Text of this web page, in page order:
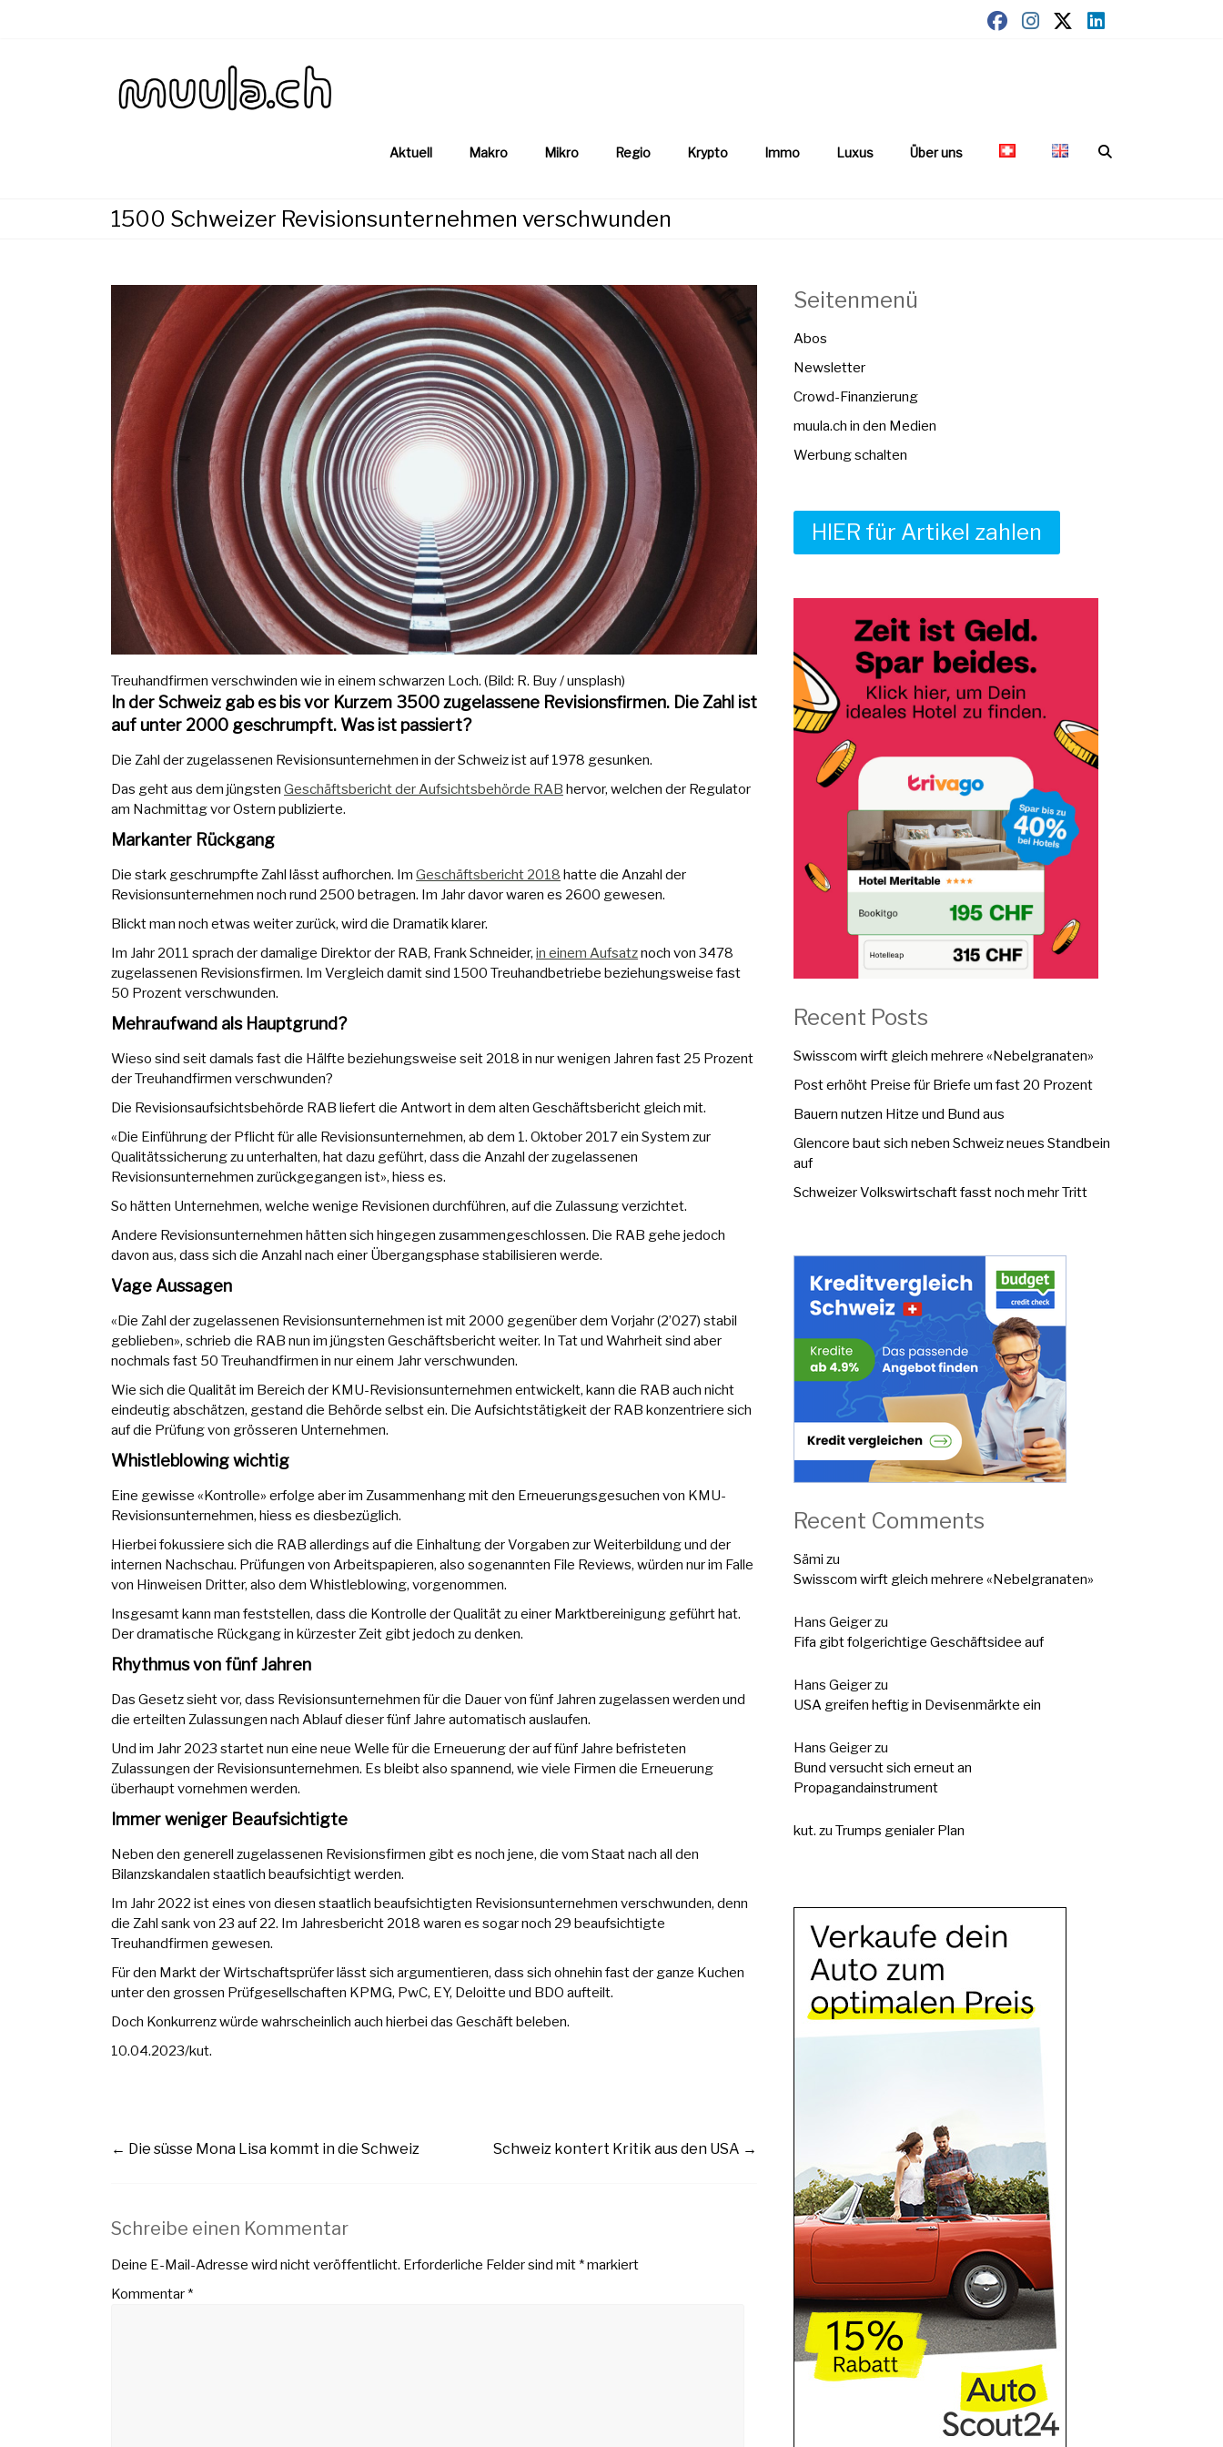
Aktuell Makro Mikro Regio Krypto Immo Luxus Über uns
1500 Schweizer Revisionsunternehmen verschwunden
Treuhandfirmen verschwinden wie in einem schwarzen Loch. (Bild: R. Buy / unsplash)
In der Schweiz gab es bis vor Kurzem 3500 zugelassene Revisionsfirmen. Die Zahl ist
auf unter 2000 geschrumpft. Was ist passiert?
Die Zahl der zugelassenen Revisionsunternehmen in der Schweiz ist auf 1978 gesunken.
Das geht aus dem jüngsten Geschäftsbericht der Aufsichtsbehörde RAB hervor, welchen der Regulator
am Nachmittag vor Ostern publizierte.
Markanter Rückgang
Die stark geschrumpfte Zahl lässt aufhorchen. Im Geschäftsbericht 2018 hatte die Anzahl der
Revisionsunternehmen noch rund 2500 betragen. Im Jahr davor waren es 2600 gewesen.
Blickt man noch etwas weiter zurück, wird die Dramatik klarer.
Im Jahr 2011 sprach der damalige Direktor der RAB, Frank Schneider, in einem Aufsatznoch von 3478
zugelassenen Revisionsfirmen. Im Vergleich damit sind 1500 Treuhandbetriebe beziehungsweise fast
50 Prozent verschwunden.
Mehraufwand als Hauptgrund?
Wieso sind seit damals fast die Hälfte beziehungsweise seit 2018 in nur wenigen Jahren fast 25 Prozent
der Treuhandfirmen verschwunden?
Die Revisionsaufsichtsbehörde RAB liefert die Antwort in dem alten Geschäftsbericht gleich mit.
«Die Einführung der Pflicht für alle Revisionsunternehmen, ab dem 1. Oktober 2017 ein System zur
Qualitätssicherung zu unterhalten, hat dazu geführt, dass die Anzahl der zugelassenen
Revisionsunternehmen zurückgegangen ist», hiess es.
So hätten Unternehmen, welche wenige Revisionen durchführen, auf die Zulassung verzichtet.
Andere Revisionsunternehmen hätten sich hingegen zusammengeschlossen. Die RAB gehe jedoch
davon aus, dass sich die Anzahl nach einer Übergangsphase stabilisieren werde.
Vage Aussagen
«Die Zahl der zugelassenen Revisionsunternehmen ist mit 2000 gegenüber dem Vorjahr (2’027) stabil
geblieben», schrieb die RAB nun im jüngsten Geschäftsbericht weiter. In Tat und Wahrheit sind aber
nochmals fast 50 Treuhandfirmen in nur einem Jahr verschwunden.
Wie sich die Qualität im Bereich der KMU-Revisionsunternehmen entwickelt, kann die RAB auch nicht
eindeutig abschätzen, gestand die Behörde selbst ein. Die Aufsichtstätigkeit der RAB konzentriere sich
auf die Prüfung von grösseren Unternehmen.
Whistleblowing wichtig
Eine gewisse «Kontrolle» erfolge aber im Zusammenhang mit den Erneuerungsgesuchen von KMU-
Revisionsunternehmen, hiess es diesbezüglich.
Hierbei fokussiere sich die RAB allerdings auf die Einhaltung der Vorgaben zur Weiterbildung und der
internen Nachschau. Prüfungen von Arbeitspapieren, also sogenannten File Reviews, würden nur im Falle
von Hinweisen Dritter, also dem Whistleblowing, vorgenommen.
Insgesamt kann man feststellen, dass die Kontrolle der Qualität zu einer Marktbereinigung geführt hat.
Der dramatische Rückgang in kürzester Zeit gibt jedoch zu denken.
Rhythmus von fünf Jahren
Das Gesetz sieht vor, dass Revisionsunternehmen für die Dauer von fünf Jahren zugelassen werden und
die erteilten Zulassungen nach Ablauf dieser fünf Jahre automatisch auslaufen.
Und im Jahr 2023 startet nun eine neue Welle für die Erneuerung der auf fünf Jahre befristeten
Zulassungen der Revisionsunternehmen. Es bleibt also spannend, wie viele Firmen die Erneuerung
überhaupt vornehmen werden.
Immer weniger Beaufsichtigte
Neben den generell zugelassenen Revisionsfirmen gibt es noch jene, die vom Staat nach all den
Bilanzskandalen staatlich beaufsichtigt werden.
Im Jahr 2022 ist eines von diesen staatlich beaufsichtigten Revisionsunternehmen verschwunden, denn
die Zahl sank von 23 auf 22. Im Jahresbericht 2018 waren es sogar noch 29 beaufsichtigte
Treuhandfirmen gewesen.
Für den Markt der Wirtschaftsprüfer lässt sich argumentieren, dass sich ohnehin fast der ganze Kuchen
unter den grossen Prüfgesellschaften KPMG, PwC, EY, Deloitte und BDO aufteilt.
Doch Konkurrenz würde wahrscheinlich auch hierbei das Geschäft beleben.
10.04.2023/kut.
← Die süsse Mona Lisa kommt in die Schweiz Schweiz kontert Kritik aus den USA →
Schreibe einen Kommentar
Deine E-Mail-Adresse wird nicht veröffentlicht. Erforderliche Felder sind mit*markiert
Kommentar*
Seitenmenü
Abos
Newsletter
Crowd-Finanzierung
muula.ch in den Medien
Werbung schalten
HIER für Artikel zahlen
Recent Posts
Swisscom wirft gleich mehrere «Nebelgranaten»
Post erhöht Preise für Briefe um fast 20 Prozent
Bauern nutzen Hitze und Bund aus
Glencore baut sich neben Schweiz neues Standbein
auf
Schweizer Volkswirtschaft fasst noch mehr Tritt
Recent Comments
Sämi zu
Swisscom wirft gleich mehrere «Nebelgranaten»
Hans Geigerzu
Fifa gibt folgerichtige Geschäftsidee auf
Hans Geigerzu
USA greifen heftig in Devisenmärkte ein
Hans Geigerzu
Bund versucht sich erneut an
Propagandainstrument
kut. zu Trumps genialer Plan